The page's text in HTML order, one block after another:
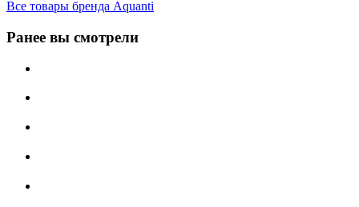
Все товары бренда Aquanti
Ранее вы смотрели